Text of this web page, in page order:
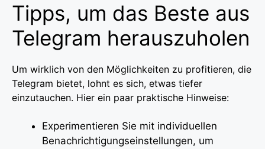
Tipps, um das Beste aus
Telegram herauszuholen
Um wirklich von den Möglichkeiten zu profitieren, die
Telegram bietet, lohnt es sich, etwas tiefer
einzutauchen. Hier ein paar praktische Hinweise:
Experimentieren Sie mit individuellen
Benachrichtigungseinstellungen, um